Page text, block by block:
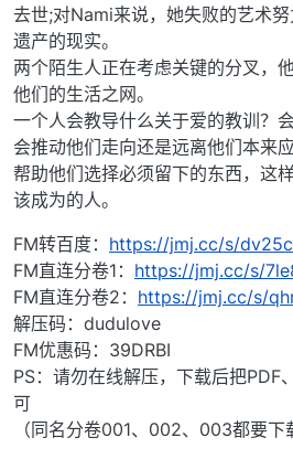
去世;对Nami来说，她失败的艺术
遗产的现实。
两个陌生人正在考虑关键的分叉，
他们的生活之网。
一个人会教导什么关于爱的教训？
会推动他们走向还是远离他们本来
帮助他们选择必须留下的东西，这
该成为的人。
FM转百度： https://jmj.cc/s/
FM直连分卷1： https://jmj.cc/s/
FM直连分卷2： https://jmj.cc/s/
解压码：dudulove
FM优惠码：39DRBI
PS：请勿在线解压，下载后把PDF
可
（同名分卷001、002、003都要下